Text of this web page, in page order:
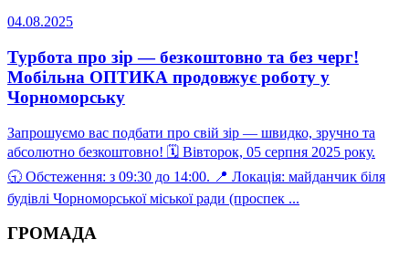
04.08.2025
Турбота про зір — безкоштовно та без черг!
Мобільна ОПТИКА продовжує роботу у
Чорноморську
Запрошуємо вас подбати про свій зір — швидко, зручно та
абсолютно безкоштовно! 🗓 Вівторок, 05 серпня 2025 року.
🕤 Обстеження: з 09:30 до 14:00. 📍 Локація: майданчик біля
будівлі Чорноморської міської ради (проспек ...
ГРОМАДА